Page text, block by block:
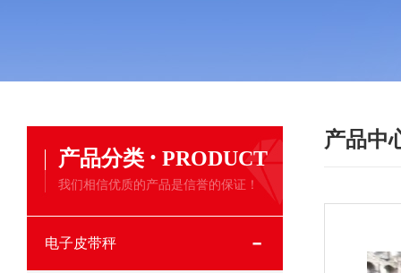
产品分类 · PRODUCT
我们相信优质的产品是信誉的保证！
电子皮带秤
产品中